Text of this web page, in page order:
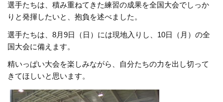
選手たちは、積み重ねてきた練習の成果を全国大会でしっか
りと発揮したいと、抱負を述べました。
選手たちは、8月9日（日）には現地入りし、10日（月）の全
国大会に備えます。
精いっぱい大会を楽しみながら、自分たちの力を出し切って
きてほしいと思います。